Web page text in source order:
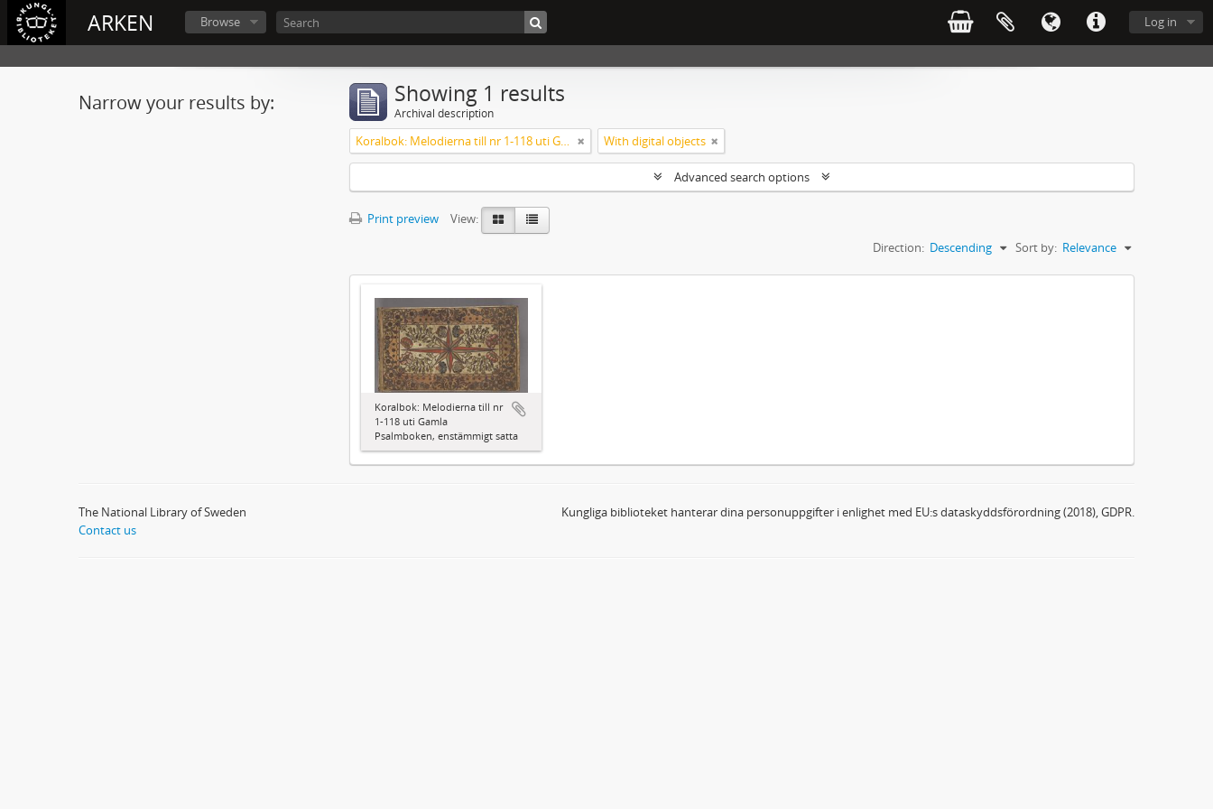
ARKEN Log in
Browse
Narrow your results by: Showing 1 results
Archival description
Koralbok: Melodierna till nr 1-118 uti Gamla Psalmboken, enstämmigt satta With digital objects
Advanced search options
Print preview
View:
Sort by: Relevance
Direction: Descending
Koralbok: Melodierna till nr
1-118 uti Gamla
Psalmboken, enstämmigt satta
The National Library of Sweden
Contact us
Kungliga biblioteket hanterar dina personuppgifter i enlighet med EU:s dataskyddsförordning (2018), GDPR.